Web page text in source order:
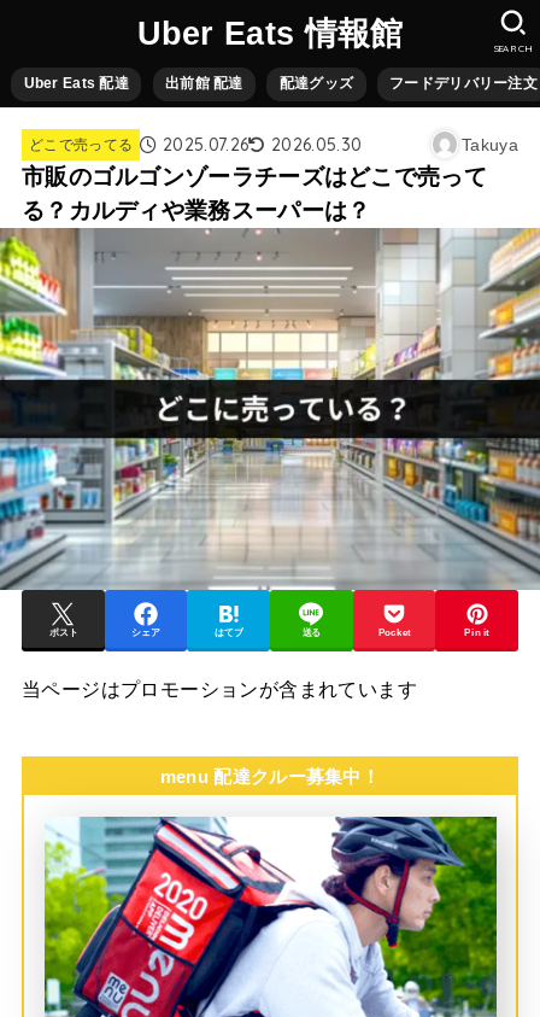
Uber Eats 情報館
Uber Eats 配達 出前館 配達 配達グッズ フードデリバリー注文
SEARCH
どこで売ってる 2025.07.26 2026.05.30 Takuya
市販のゴルゴンゾーラチーズはどこで売って
る？カルディや業務スーパーは？
ポスト シェア はてブ 送る Pocket Pin it
当ページはプロモーションが含まれています
menu 配達クルー募集中！